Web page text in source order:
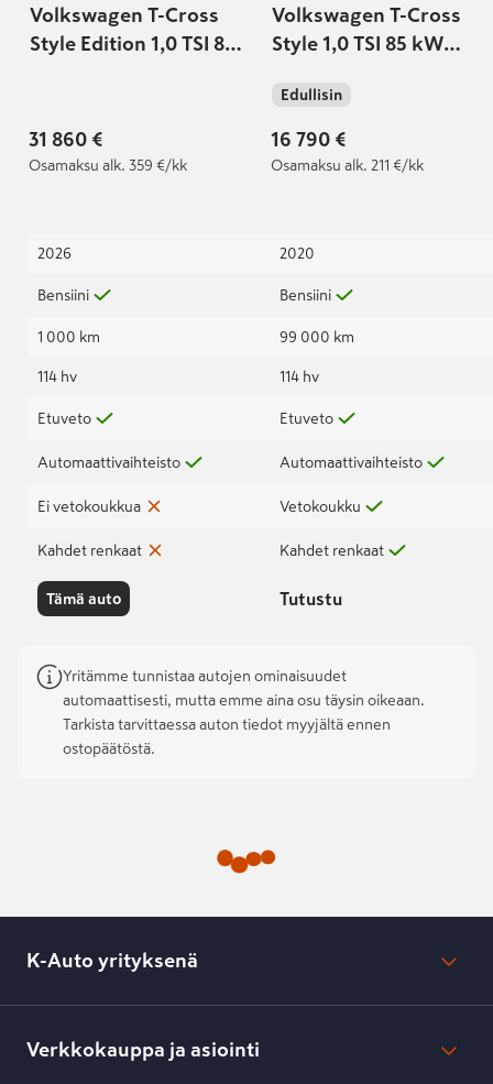
Volkswagen T-Cross
Style Edition 1,0 TSI 85
Takuu 5v. |
31 860 €
Osamaksu alk. 359 €/kk
2026
Bensiini
1 000 km
114 hv
Etuveto
Automaattivaihteisto
Ei vetokoukkua
Kahdet renkaat
Tämä auto
Volkswagen T-Cross
Style 1,0 TSI 85 kW
Edullisin
16 790 €
Osamaksu alk. 211 €/kk
2020
Bensiini
99 000 km
114 hv
Etuveto
Automaattivaihteisto
Vetokoukku
Kahdet renkaat
Tutustu
Yritämme tunnistaa autojen ominaisuudet
automaattisesti, mutta emme aina osu täysin oikeaan.
Tarkista tarvittaessa auton tiedot myyjältä ennen
ostopäätöstä.
K-Auto yrityksenä
Lehdistötiedotteet
Toimipisteiden yhteystiedot
Verkkokauppa ja asiointi